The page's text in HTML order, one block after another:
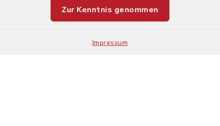
Zur Kenntnis genommen
Impressum
Impressum
Sitemap